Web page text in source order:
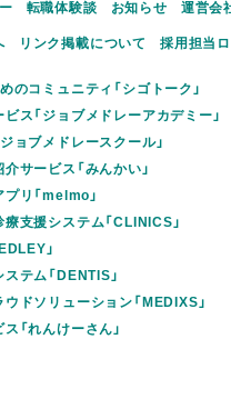
転職体験談 お知らせ
運営会
リンク掲載について 採用担当
のコミュニティ「シゴトーク」
ス「ジョブメドレーアカデミー」
ョブメドレースクール」
サービス「みんかい」
リ「melmo」
支援システム「CLINICS」
」
テム「DENTIS」
ドソリューション「MEDIXS」
「れんけーさん」